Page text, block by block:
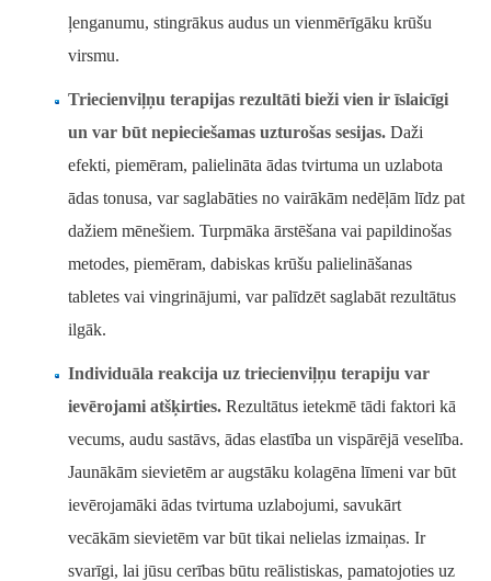
ļenganumu, stingrākus audus un vienmērīgāku krūšu
virsmu.
Triecienviļņu terapijas rezultāti bieži vien ir īslaicīgi
un var būt nepieciešamas uzturošas sesijas. Daži
efekti, piemēram, palielināta ādas tvirtuma un uzlabota
ādas tonusa, var saglabāties no vairākām nedēļām līdz pat
dažiem mēnešiem. Turpmāka ārstēšana vai papildinošas
metodes, piemēram, dabiskas krūšu palielināšanas
tabletes vai vingrinājumi, var palīdzēt saglabāt rezultātus
ilgāk.
Individuāla reakcija uz triecienviļņu terapiju var
ievērojami atšķirties. Rezultātus ietekmē tādi faktori kā
vecums, audu sastāvs, ādas elastība un vispārējā veselība.
Jaunākām sievietēm ar augstāku kolagēna līmeni var būt
ievērojamāki ādas tvirtuma uzlabojumi, savukārt
vecākām sievietēm var būt tikai nelielas izmaiņas. Ir
svarīgi, lai jūsu cerības būtu reālistiskas, pamatojoties uz